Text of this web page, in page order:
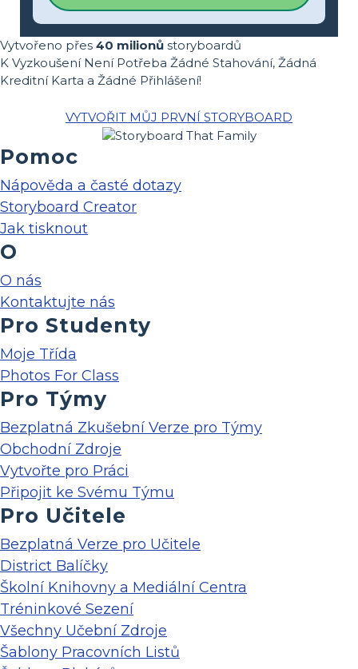
Vytvořeno přes 40 milionů storyboardů
K Vyzkoušení Není Potřeba Žádné Stahování, Žádná
Kreditní Karta a Žádné Přihlášení!
VYTVOŘIT MŮJ PRVNÍ STORYBOARD
Pomoc
Nápověda a časté dotazy
Storyboard Creator
Jak tisknout
O
O nás
Kontaktujte nás
Pro Studenty
Moje Třída
Photos For Class
Pro Týmy
Bezplatná Zkušební Verze pro Týmy
Obchodní Zdroje
Vytvořte pro Práci
Připojit ke Svému Týmu
Pro Učitele
Bezplatná Verze pro Učitele
District Balíčky
Školní Knihovny a Mediální Centra
Tréninkové Sezení
Všechny Učební Zdroje
Šablony Pracovních Listů